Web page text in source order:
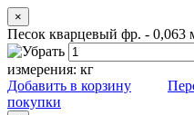
×
Песок кварцевый фр. - 0,063
измерения: кг
Добавить в корзину
покупки